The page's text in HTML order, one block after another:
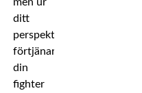
men ur
ditt
perspektiv
förtjänar
din
fighter